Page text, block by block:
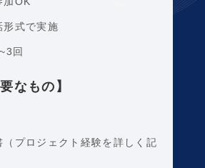
形式で実施
回
なもの】
（プロジェクト経験を詳しく記